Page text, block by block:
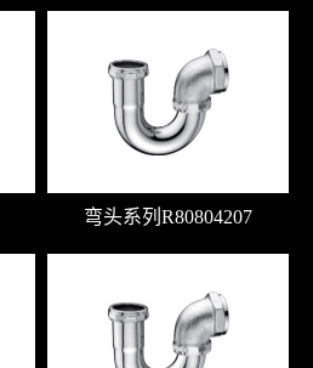
弯头系列R80804207